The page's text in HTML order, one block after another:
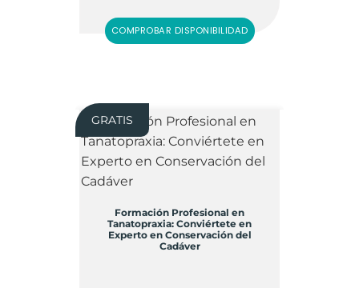
COMPROBAR DISPONIBILIDAD
GRATIS
Formación Profesional en
Tanatopraxia: Conviértete en
Experto en Conservación del
Cadáver